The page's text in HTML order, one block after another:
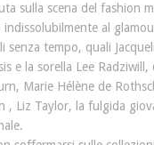
sulla scena del fashion
indissolubilmente al
senza tempo, quali
e la sorella Lee Radziwill,
Marie Hélène de
, Liz Taylor, la fulgida